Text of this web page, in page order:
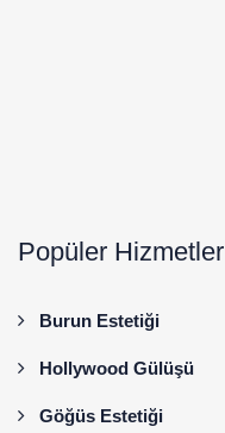
Popüler Hizmetler
Burun Estetiği
Hollywood Gülüşü
Göğüs Estetiği